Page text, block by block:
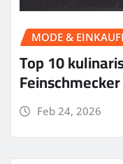
MODE &
Top 10
Feb 24, 2026